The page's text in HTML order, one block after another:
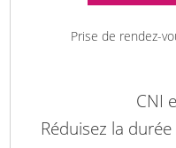
Prise de rendez-
CNI
Réduisez la